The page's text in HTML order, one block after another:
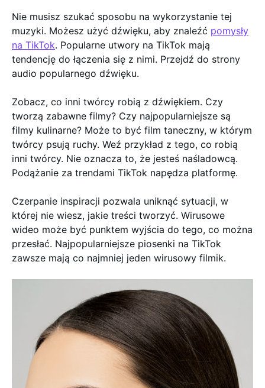
Nie musisz szukać sposobu na wykorzystanie tej
muzyki. Możesz użyć dźwięku, aby znaleźć pomysły
na TikTok. Popularne utwory na TikTok mają
tendencję do łączenia się z nimi. Przejdź do strony
audio popularnego dźwięku.
Zobacz, co inni twórcy robią z dźwiękiem. Czy
tworzą zabawne filmy? Czy najpopularniejsze są
filmy kulinarne? Może to być film taneczny, w którym
twórcy psują ruchy. Weź przykład z tego, co robią
inni twórcy. Nie oznacza to, że jesteś naśladowcą.
Podążanie za trendami TikTok napędza platformę.
Czerpanie inspiracji pozwala uniknąć sytuacji, w
której nie wiesz, jakie treści tworzyć. Wirusowe
wideo może być punktem wyjścia do tego, co można
przesłać. Najpopularniejsze piosenki na TikTok
zawsze mają co najmniej jeden wirusowy filmik.